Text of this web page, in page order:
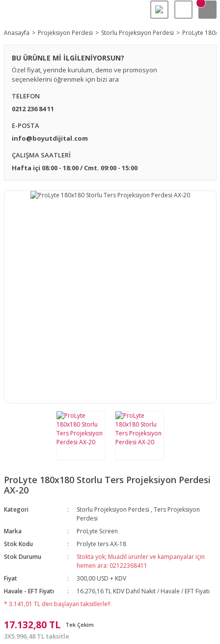
Anasayfa Projeksiyon Perdesi Storlu Projeksiyon Perdesi ProLyte
BU ÜRÜNLE Mİ İLGİLENİYORSUN?
Özel fiyat, yerinde kurulum, demo ve promosyon
seçeneklerini öğrenmek için bizi ara
TELEFON
0212 236 84 11
E-POSTA
info@boyutdijital.com
ÇALIŞMA SAATLERİ
Hafta içi 08:00 - 18:00 / Cmt. 09:00 - 15:00
ProLyte 180x180 Storlu Ters Projeksiyon Perdesi
AX-20
Kategori Storlu Projeksiyon Perdesi ,Ters Projeksiyon
Perdesi
Marka
ProLyte Screen
Stok Kodu
Prolyte ters AX-18
Stok Durumu
Stokta yok; Muadil ürünler ve kampanyalar için
hemen ara: 02122368411
Fiyat
300,00 USD + KDV
Havale - EFT Fiyatı
16.276,16 TL KDV Dahil Nakit / Havale / EFT Fiyatı
* 3.141,01 TL den başlayan taksitlerle!!
17.132,80 TL Tek Çekim
3X5.996,48 TL taksitle